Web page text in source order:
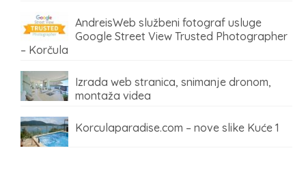
AndreisWeb službeni fotograf usluge
Google Street View Trusted Photographer
– Korčula
Izrada web stranica, snimanje dronom,
montaža videa
Korculaparadise.com – nove slike Kuće 1